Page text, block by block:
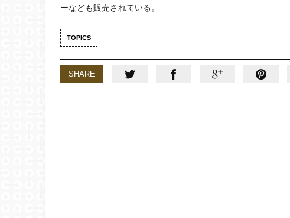
ーなども販売されている。
TOPICS
SHARE